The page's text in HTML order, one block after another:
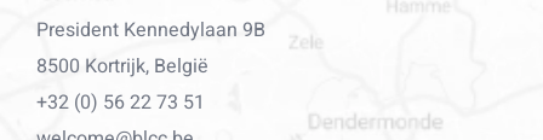
President Kennedylaan 9B
8500 Kortrijk, België
+32 (0) 56 22 73 51